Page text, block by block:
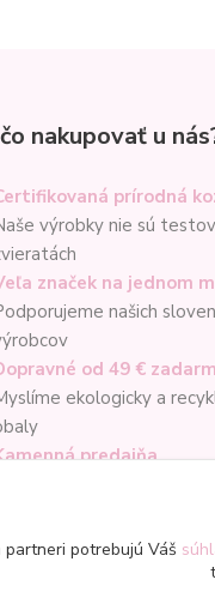
nakupovať u
prírodná
výrobky nie sú
značek na jednom
našich
od 49 €
ekologicky a
predajňa
potrebujú Váš